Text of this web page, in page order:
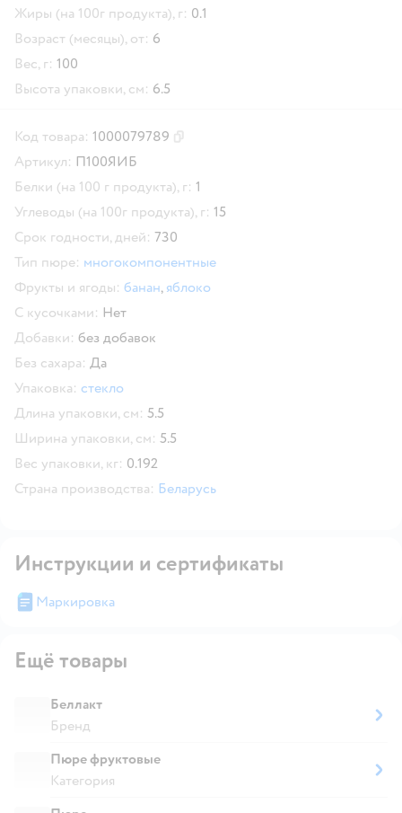
Жиры (на 100г продукта), г: 0.1
Возраст (месяцы), от: 6
Вес, г: 100
Высота упаковки, см: 6.5
Код товара: 1000079789
Артикул: П100ЯИБ
Белки (на 100 г продукта), г: 1
Углеводы (на 100г продукта), г: 15
Срок годности, дней: 730
Тип пюре: многокомпонентные
Фрукты и ягоды: банан, яблоко
С кусочками: Нет
Добавки: без добавок
Без сахара: Да
Упаковка: стекло
Длина упаковки, см: 5.5
Ширина упаковки, см: 5.5
Вес упаковки, кг: 0.192
Страна производства: Беларусь
Инструкции и сертификаты
Маркировка
Ещё товары
Беллакт
Бренд
Пюре фруктовые
Категория